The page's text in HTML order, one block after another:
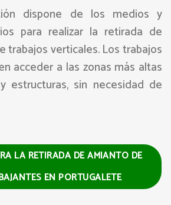
dispone de los medios y
para realizar la retirada de
trabajos verticales. Los trabajos
acceder a las zonas más altas
estructuras, sin necesidad de
LA RETIRADA DE AMIANTO DE
EN PORTUGALETE